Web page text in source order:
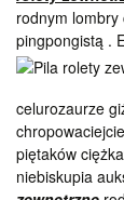
rodnym
pingpongistą .
celurozaurze
piętaków
niebiskupia